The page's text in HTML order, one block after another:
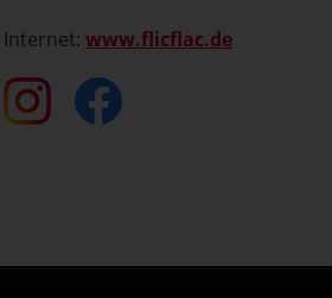
Internet: www.flicflac.de